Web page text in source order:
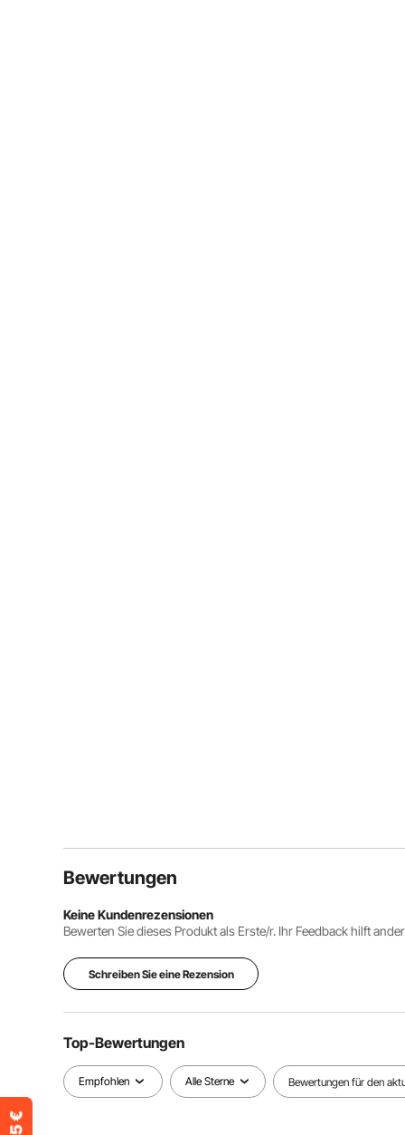
Bewertungen
Keine Kundenrezensionen
Bewerten Sie dieses Produkt als Erste/r. Ihr Feedback hilft
Schreiben Sie eine Rezension
Top-Bewertungen
Empfohlen Alle Sterne Bewertungen für den